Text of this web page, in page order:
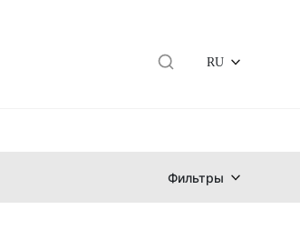
RU
Фильтры